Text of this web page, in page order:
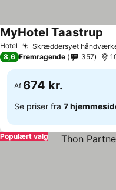
Hotel Skræddersyet
MyHotel Taastrup
8,6 Fremragende 357
Af 674 kr.
Se priser fra 7
Populært valg